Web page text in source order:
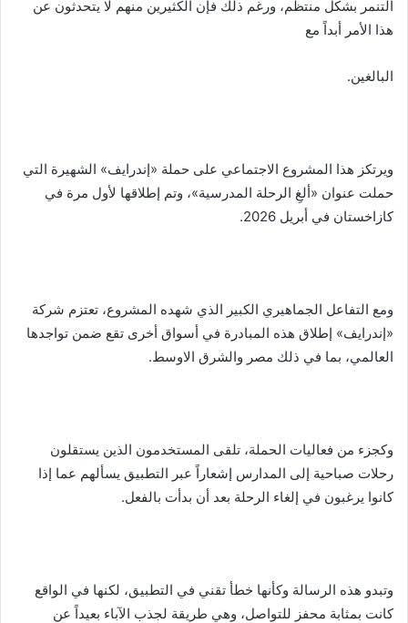
التنمر بشكل منتظم، ورغم ذلك فإن الكثيرين منهم لا يتحدثون عن
هذا الأمر أبداً مع
البالغين.
ويرتكز هذا المشروع الاجتماعي على حملة «إندرايف» الشهيرة التي
حملت عنوان «ألغِ الرحلة المدرسية»، وتم إطلاقها لأول مرة في
كازاخستان في أبريل 2026.
ومع التفاعل الجماهيري الكبير الذي شهده المشروع، تعتزم شركة
«إندرايف» إطلاق هذه المبادرة في أسواق أخرى تقع ضمن تواجدها
العالمي، بما في ذلك مصر والشرق الاوسط.
وكجزء من فعاليات الحملة، تلقى المستخدمون الذين يستقلون
رحلات صباحية إلى المدارس إشعاراً عبر التطبيق يسألهم عما إذا
كانوا يرغبون في إلغاء الرحلة بعد أن بدأت بالفعل.
وتبدو هذه الرسالة وكأنها خطأ تقني في التطبيق، لكنها في الواقع
كانت بمثابة محفز للتواصل، وهي طريقة لجذب الآباء بعيداً عن